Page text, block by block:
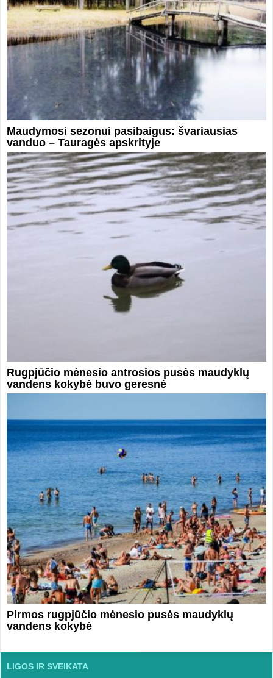
Maudymosi sezonui pasibaigus: švariausias
vanduo – Tauragės apskrityje
Rugpjūčio mėnesio antrosios pusės maudyklų
vandens kokybė buvo geresnė
Pirmos rugpjūčio mėnesio pusės maudyklų
vandens kokybė
LIGOS IR SVEIKATA